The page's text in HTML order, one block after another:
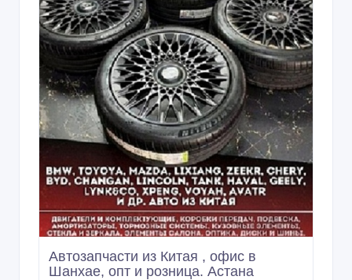
Автозапчасти из Китая , офис в
Шанхае, опт и розница. Астана